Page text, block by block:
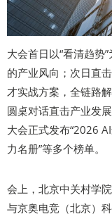
大会首日以“看清趋势
的产业风向；次日直
才实战方案，全链路
圆桌对话直击产业发
大会正式发布“2026
力名册”等多个榜单。
会上，北京中关村学
与京奥电竞（北京）